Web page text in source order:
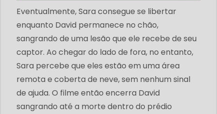
Eventualmente, Sara consegue se libertar
enquanto David permanece no chão,
sangrando de uma lesão que ele recebe de seu
captor. Ao chegar do lado de fora, no entanto,
Sara percebe que eles estão em uma área
remota e coberta de neve, sem nenhum sinal
de ajuda. O filme então encerra David
sangrando até a morte dentro do prédio